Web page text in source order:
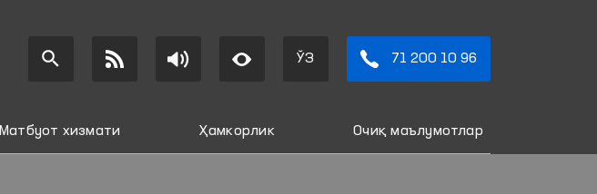
ЎЗ 71 200 10 96
Матбуот хизмати Ҳамкорлик Очиқ маълумотлар